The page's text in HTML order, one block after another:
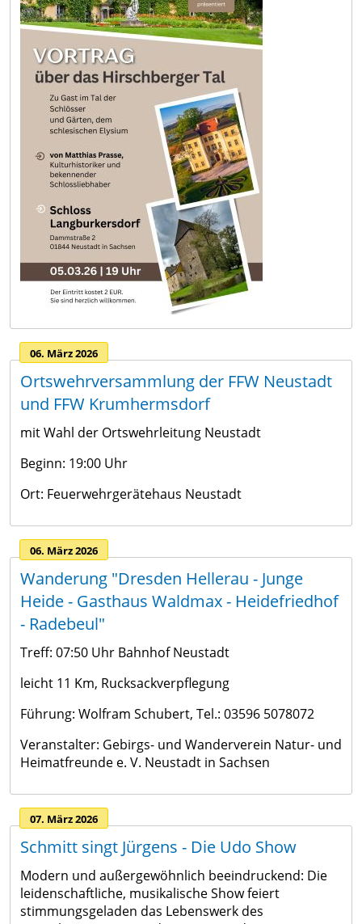
06. März 2026
Ortswehrversammlung der FFW Neustadt
und FFW Krumhermsdorf
mit Wahl der Ortswehrleitung Neustadt
Beginn: 19:00 Uhr
Ort: Feuerwehrgerätehaus Neustadt
06. März 2026
Wanderung "Dresden Hellerau - Junge
Heide - Gasthaus Waldmax - Heidefriedhof
- Radebeul"
Treff: 07:50 Uhr Bahnhof Neustadt
leicht 11 Km, Rucksackverpflegung
Führung: Wolfram Schubert, Tel.: 03596 5078072
Veranstalter: Gebirgs- und Wanderverein Natur- und
Heimatfreunde e. V. Neustadt in Sachsen
07. März 2026
Schmitt singt Jürgens - Die Udo Show
Modern und außergewöhnlich beeindruckend: Die
leidenschaftliche, musikalische Show feiert
stimmungsgeladen das Lebenswerk des